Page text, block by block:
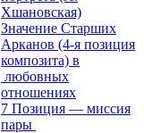
Хшановская)
Значение Старших
Арканов (4-я позиция
композита) в
любовных
отношениях
7 Позиция — миссия
пары